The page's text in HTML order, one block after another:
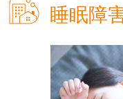
睡眠障